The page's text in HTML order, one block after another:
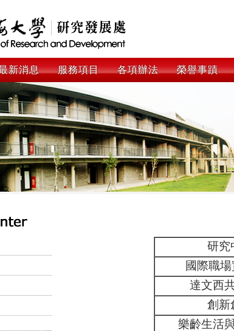
新消息 服務項目 各項辦法 榮譽事蹟
研究
國際職
達文西
創新
樂齡生活